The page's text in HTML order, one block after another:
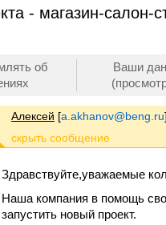
- магазин-
об
Ваши
Алексей [a.akhanov@beng.ru]
Здравствуйте,уважаемые
Наша компания в помощь
запустить новый проект.